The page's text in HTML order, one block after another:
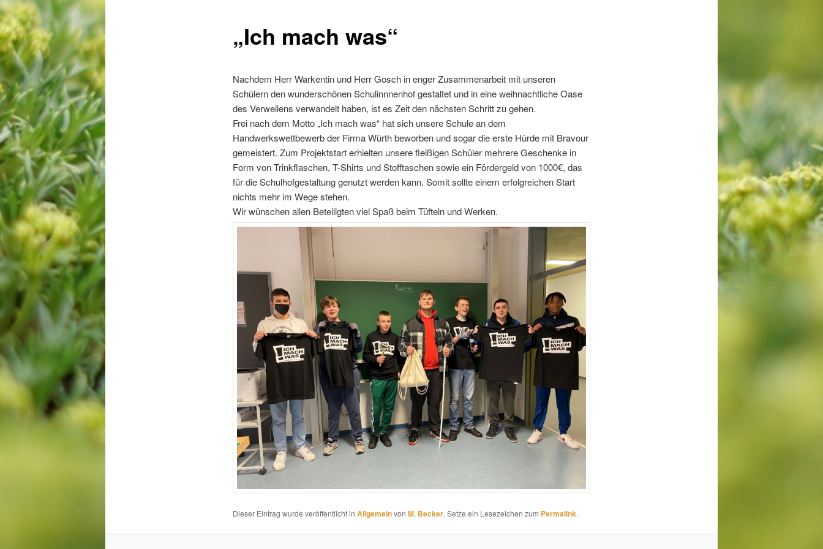
„Ich mach was“
Nachdem Herr Warkentin und Herr Gosch in enger Zusammenarbeit mit unseren
Schülern den wunderschönen Schulinnnenhof gestaltet und in eine weihnachtliche Oase
des Verweilens verwandelt haben, ist es Zeit den nächsten Schritt zu gehen.
Frei nach dem Motto „Ich mach was“ hat sich unsere Schule an dem
Handwerkswettbewerb der Firma Würth beworben und sogar die erste Hürde mit Bravour
gemeistert. Zum Projektstart erhielten unsere fleißigen Schüler mehrere Geschenke in
Form von Trinkflaschen, T-Shirts und Stofftaschen sowie ein Fördergeld von 1000€, das
für die Schulhofgestaltung genutzt werden kann. Somit sollte einem erfolgreichen Start
nichts mehr im Wege stehen.
Wir wünschen allen Beteiligten viel Spaß beim Tüfteln und Werken.
Dieser Eintrag wurde veröffentlicht in Allgemeinvon M. Becker. Setze ein Lesezeichen zum Permalink.